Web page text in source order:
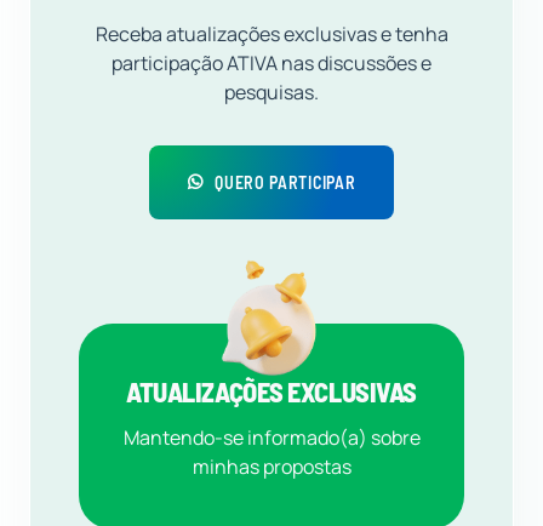
Receba atualizações exclusivas e tenha
participação ATIVA nas discussões e
pesquisas.
QUERO PARTICIPAR
ATUALIZAÇÕES EXCLUSIVAS
Mantendo-se informado(a) sobre
minhas propostas